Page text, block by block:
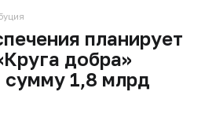
планирует
добра»
сумму 1,8 млрд